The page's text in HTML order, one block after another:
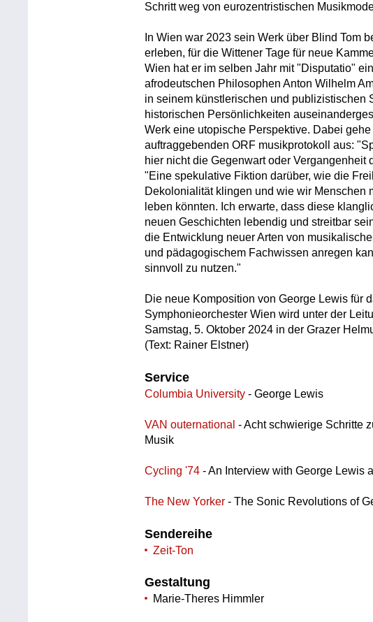
Schritt weg von eurozentristischen
In Wien war 2023 sein Werk über Blind Tom
erleben, für die Wittener Tage für neue
Wien hat er im selben Jahr mit "Disputatio"
afrodeutschen Philosophen Anton Wilhelm
in seinem künstlerischen und publizistischen
historischen Persönlichkeiten
Werk eine utopische Perspektive. Dabei
auftraggebenden ORF musikprotokoll aus:
hier nicht die Gegenwart oder Vergangenheit
"Eine spekulative Fiktion darüber, wie die
Dekolonialität klingen und wie wir Menschen
leben könnten. Ich erwarte, dass diese
neuen Geschichten lebendig und streitbar
die Entwicklung neuer Arten von
und pädagogischem Fachwissen anregen
sinnvoll zu nutzen."
Die neue Komposition von George Lewis für
Symphonieorchester Wien wird unter der
Samstag, 5. Oktober 2024 in der Grazer
(Text: Rainer Elstner)
Service
Columbia University - George Lewis
VAN outernational - Acht schwierige Schritte
Musik
Cycling '74 - An Interview with George Lewis
The New Yorker - The Sonic Revolutions of
Sendereihe
Zeit-Ton
Gestaltung
Marie-Theres Himmler